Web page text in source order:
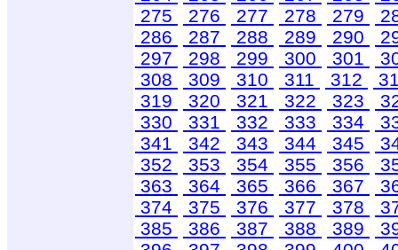
275
276 277 278 279
286
287 288 289 290
297
298 299 300 301
308
309 310 311 312
319
320 321 322 323
330
331 332 333 334
341
342 343 344 345
352
353 354 355 356
363
364 365 366 367
374
375 376 377 378
385
386 387 388 389